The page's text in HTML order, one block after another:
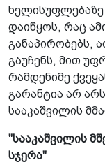
დაიწყოს, რაც
განაპირობებს,
გაუჩენს, მით
რამდენიმე
გარანტია არ
სააკაშვილის
"სააკაშვილის
სჯერა"